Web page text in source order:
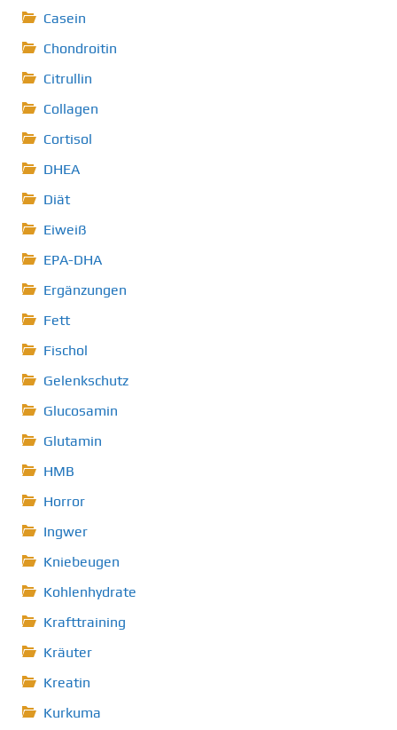
Casein
Chondroitin
Citrullin
Collagen
Cortisol
DHEA
Diät
Eiweiß
EPA-DHA
Ergänzungen
Fett
Fischol
Gelenkschutz
Glucosamin
Glutamin
HMB
Horror
Ingwer
Kniebeugen
Kohlenhydrate
Krafttraining
Kräuter
Kreatin
Kurkuma